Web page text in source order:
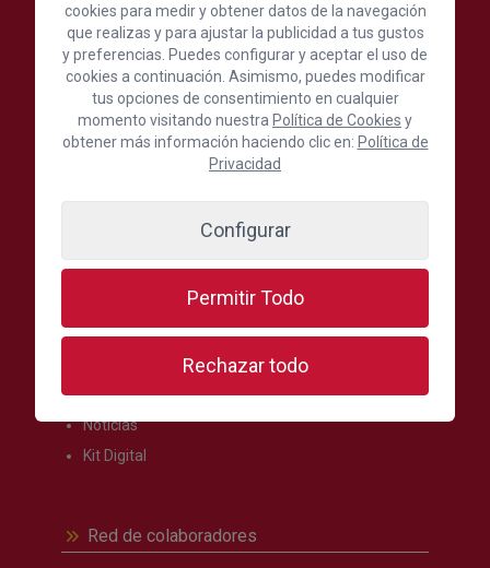
(+34) 928 390 390
Escríbenos aquí
Síguenos en:
Secciones más visitadas
Oferta formativa
Internacional
Turismo
Noticias
Kit Digital
Red de colaboradores
cookies para medir y obtener datos de la navegación
que realizas y para ajustar la publicidad a tus gustos
y preferencias. Puedes configurar y aceptar el uso de
cookies a continuación. Asimismo, puedes modificar
tus opciones de consentimiento en cualquier
momento visitando nuestra Política de Cookies y
obtener más información haciendo clic en: Política de
Privacidad
Configurar
Permitir Todo
Rechazar todo